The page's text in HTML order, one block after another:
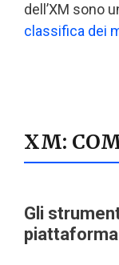
dell’XM sono
classifica dei
XM:
Gli
piattaforma